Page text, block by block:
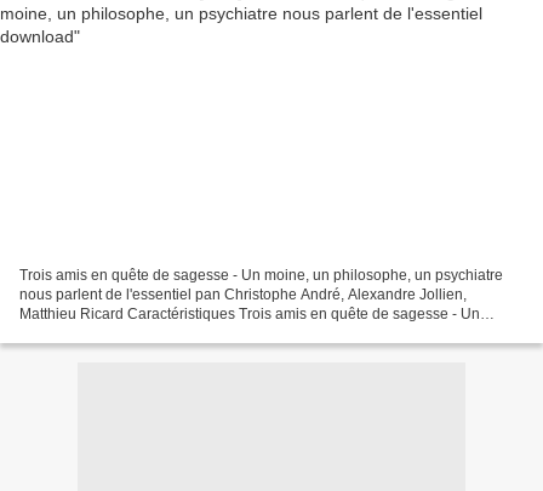
Trois amis en quête de sagesse - Un moine, un philosophe, un psychiatre
nous parlent de l'essentiel pan Christophe André, Alexandre Jollien,
Matthieu Ricard Caractéristiques Trois amis en quête de sagesse - Un